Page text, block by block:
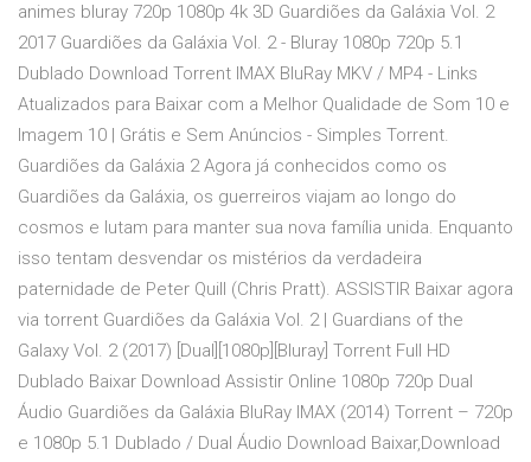
animes bluray 720p 1080p 4k 3D Guardiões da Galáxia Vol. 2
2017 Guardiões da Galáxia Vol. 2 - Bluray 1080p 720p 5.1
Dublado Download Torrent IMAX BluRay MKV / MP4 - Links
Atualizados para Baixar com a Melhor Qualidade de Som 10 e
Imagem 10 | Grátis e Sem Anúncios - Simples Torrent.
Guardiões da Galáxia 2 Agora já conhecidos como os
Guardiões da Galáxia, os guerreiros viajam ao longo do
cosmos e lutam para manter sua nova família unida. Enquanto
isso tentam desvendar os mistérios da verdadeira
paternidade de Peter Quill (Chris Pratt). ASSISTIR Baixar agora
via torrent Guardiões da Galáxia Vol. 2 | Guardians of the
Galaxy Vol. 2 (2017) [Dual][1080p][Bluray] Torrent Full HD
Dublado Baixar Download Assistir Online 1080p 720p Dual
Áudio Guardiões da Galáxia BluRay IMAX (2014) Torrent – 720p
e 1080p 5.1 Dublado / Dual Áudio Download Baixar,Download